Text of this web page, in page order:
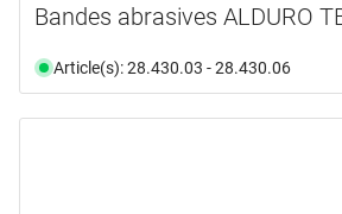
Bandes abrasives ALDURO
Article(s): 28.430.03 - 28.430.06